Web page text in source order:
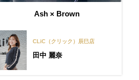
Ash × Brown
CLiC（クリック）辰巳店
田中 麗奈